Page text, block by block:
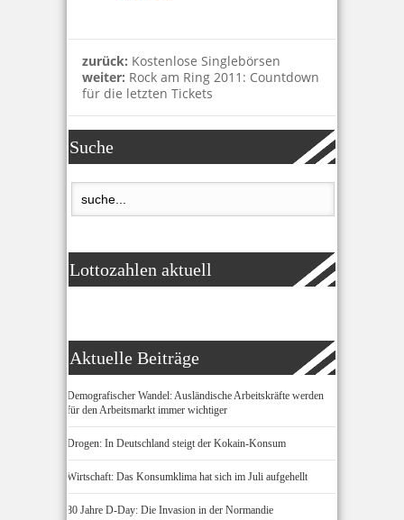
zurück: Kostenlose Singlebörsen
weiter: Rock am Ring 2011: Countdown
für die letzten Tickets
Suche
Lottozahlen aktuell
Aktuelle Beiträge
Demografischer Wandel: Ausländische Arbeitskräfte werden
für den Arbeitsmarkt immer wichtiger
Drogen: In Deutschland steigt der Kokain-Konsum
Wirtschaft: Das Konsumklima hat sich im Juli aufgehellt
80 Jahre D-Day: Die Invasion in der Normandie